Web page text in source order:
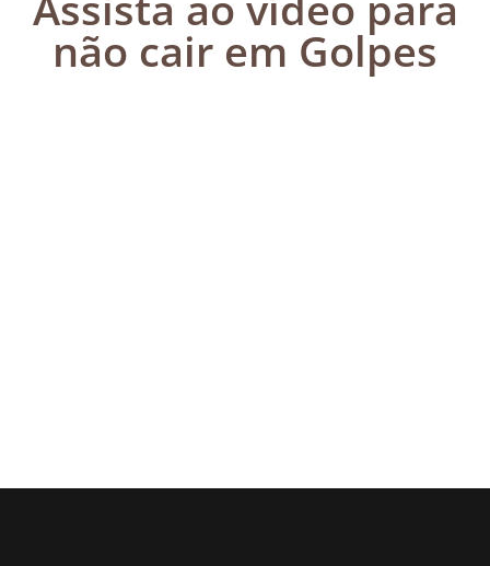
não cair em Golpes